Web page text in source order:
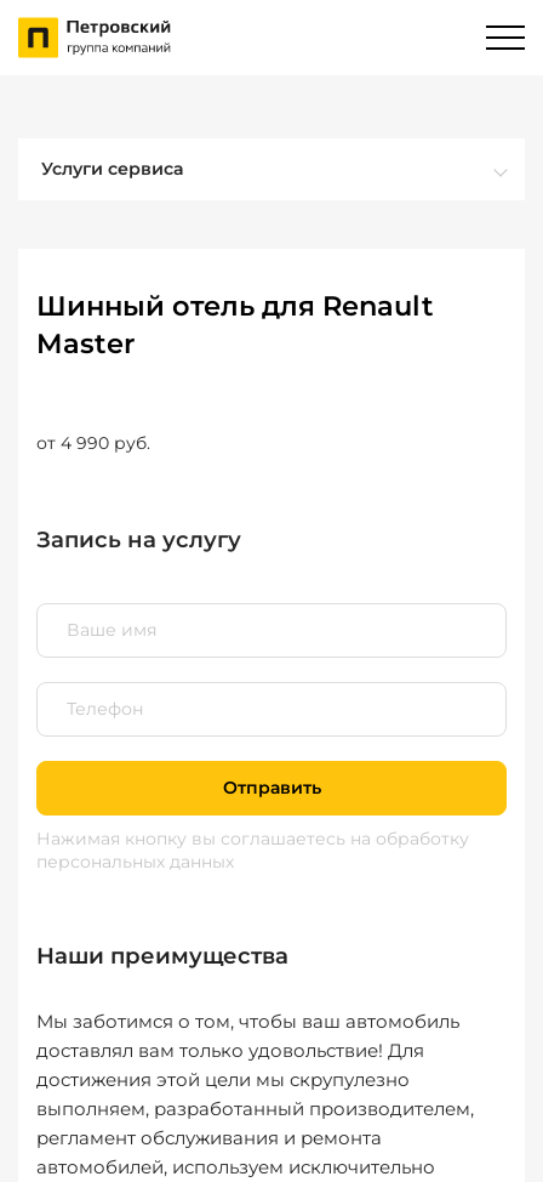
Услуги сервиса
Шинный отель для Renault
Master
от 4 990 руб.
Запись на услугу
Отправить
Нажимая кнопку вы соглашаетесь на обработку
персональных данных
Наши преимущества
Мы заботимся о том, чтобы ваш автомобиль
доставлял вам только удовольствие! Для
достижения этой цели мы скрупулезно
выполняем, разработанный производителем,
регламент обслуживания и ремонта
автомобилей, используем исключительно